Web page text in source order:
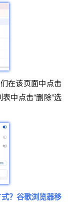
在该页面中点击
中点击“删除”选
？谷歌浏览器移